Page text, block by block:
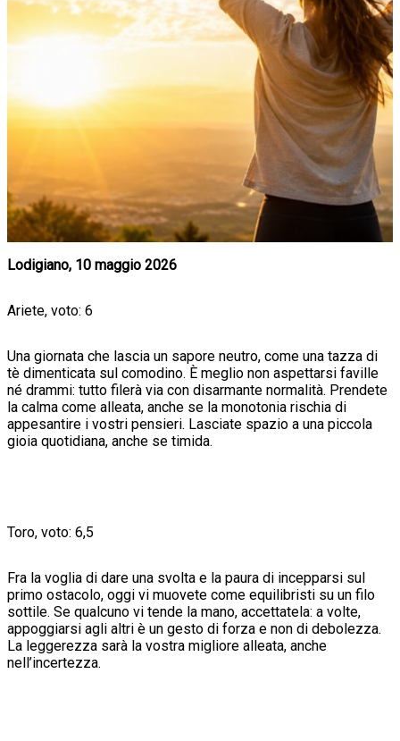
Lodigiano, 10 maggio 2026
Ariete, voto: 6
Una giornata che lascia un sapore neutro, come una tazza di
tè dimenticata sul comodino. È meglio non aspettarsi faville
né drammi: tutto filerà via con disarmante normalità. Prendete
la calma come alleata, anche se la monotonia rischia di
appesantire i vostri pensieri. Lasciate spazio a una piccola
gioia quotidiana, anche se timida.
Toro, voto: 6,5
Fra la voglia di dare una svolta e la paura di incepparsi sul
primo ostacolo, oggi vi muovete come equilibristi su un filo
sottile. Se qualcuno vi tende la mano, accettatela: a volte,
appoggiarsi agli altri è un gesto di forza e non di debolezza.
La leggerezza sarà la vostra migliore alleata, anche
nell’incertezza.